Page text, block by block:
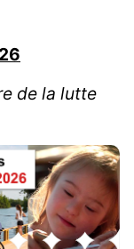
de la lutte